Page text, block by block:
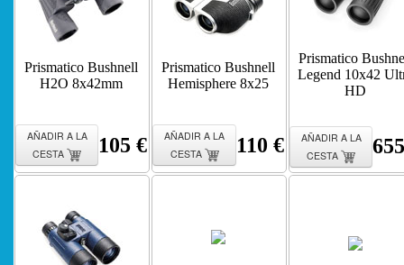
Prismatico Bushnell
H2O 8x42mm
AÑADIR A LA
CESTA
105 €
Prismatico Bushnell
Hemisphere 8x25
AÑADIR A LA
CESTA
110 €
Prismatico
Legend 10x42
HD
AÑADIR A LA
CESTA